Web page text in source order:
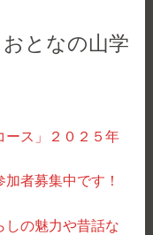
おとなの山学
ース」２０２５年
者募集中です！
しの魅力や昔話な